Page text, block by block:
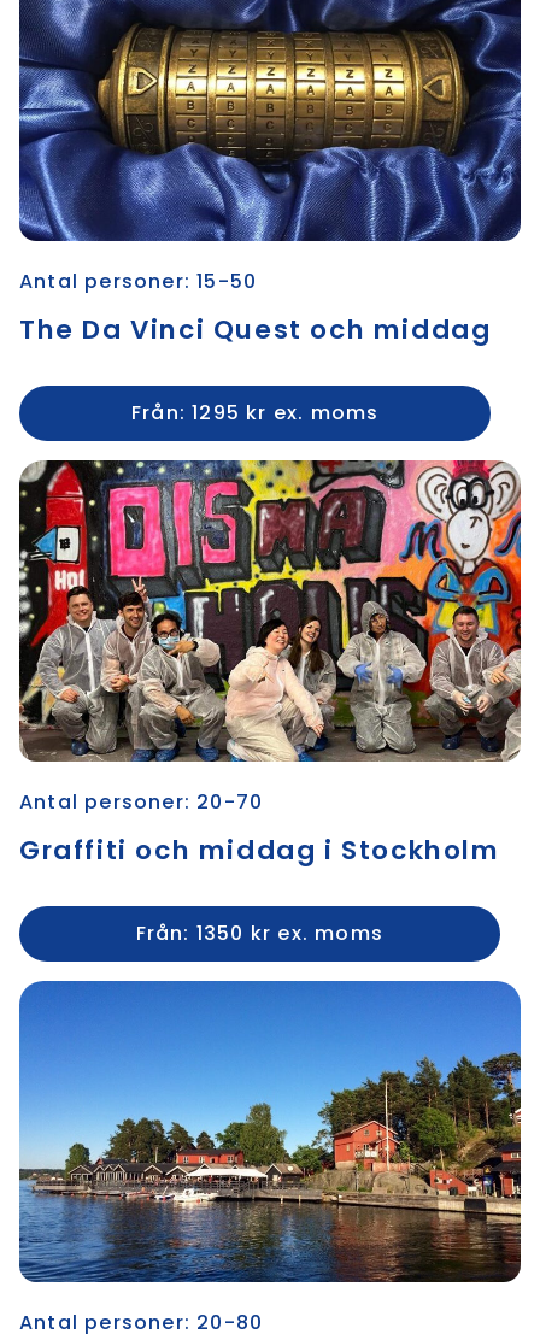
Antal personer: 15-50
The Da Vinci Quest och middag
Från: 1295 kr ex. moms
Antal personer: 20-70
Graffiti och middag i Stockholm
Från: 1350 kr ex. moms
Antal personer: 20-80